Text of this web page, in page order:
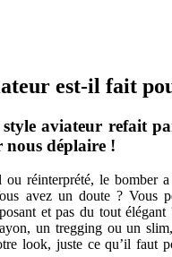
est-il fait
style aviateur refait
nous déplaire !
ou réinterprété, le bomber
avez un doute ? Vous
et pas du tout élégant
un tregging ou un
look, juste ce qu’il faut